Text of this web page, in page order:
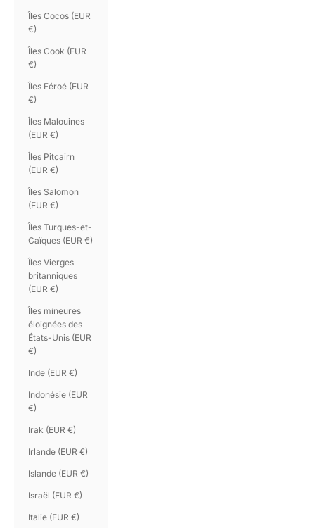
Îles Cocos (EUR
€)
Îles Cook (EUR
€)
Îles Féroé (EUR
€)
Îles Malouines
(EUR €)
Îles Pitcairn
(EUR €)
Îles Salomon
(EUR €)
Îles Turques-et-
Caïques (EUR €)
Îles Vierges
britanniques
(EUR €)
Îles mineures
éloignées des
États-Unis (EUR
€)
Inde (EUR €)
Indonésie (EUR
€)
Irak (EUR €)
Irlande (EUR €)
Islande (EUR €)
Israël (EUR €)
Italie (EUR €)